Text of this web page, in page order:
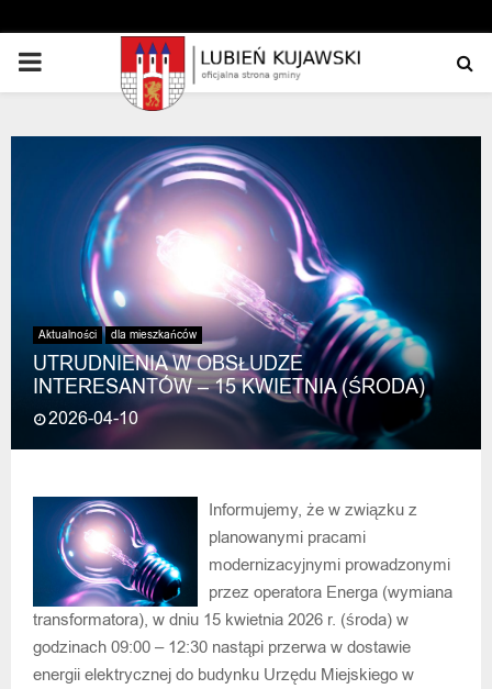
PRIMARY
Aktualności dla mieszkańców
UTRUDNIENIA W OBSŁUDZE
INTERESANTÓW – 15 KWIETNIA (ŚRODA)
2026-04-10
Informujemy, że w związku z
planowanymi pracami
modernizacyjnymi prowadzonymi
przez operatora Energa (wymiana
transformatora), w dniu 15 kwietnia 2026 r. (środa) w
godzinach 09:00 – 12:30 nastąpi przerwa w dostawie
energii elektrycznej do budynku Urzędu Miejskiego w